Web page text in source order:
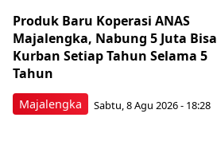
Majalengka
Produk Baru Koperasi ANAS
Majalengka, Nabung 5 Juta Bisa
Kurban Setiap Tahun Selama 5
Tahun
Sabtu, 8 Agu 2026 - 18:28